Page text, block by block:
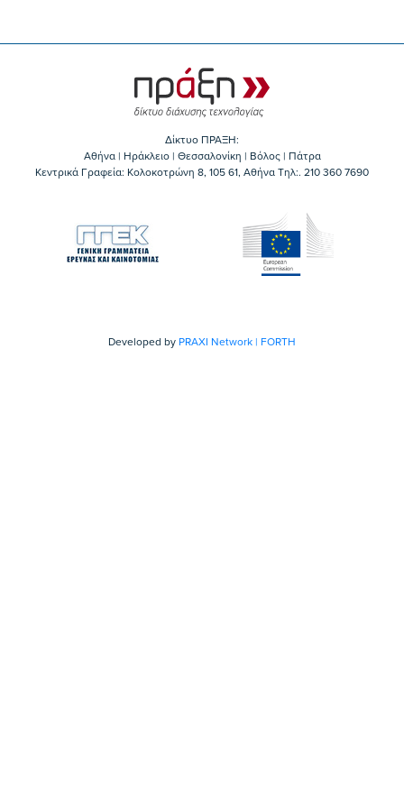
Δίκτυο ΠΡΑΞΗ:
Αθήνα | Ηράκλειο | Θεσσαλονίκη | Βόλος | Πάτρα
Κεντρικά Γραφεία: Kολοκοτρώνη 8, 105 61, Αθήνα Τηλ:. 210 360 7690
Developed by PRAXI Network | FORTH